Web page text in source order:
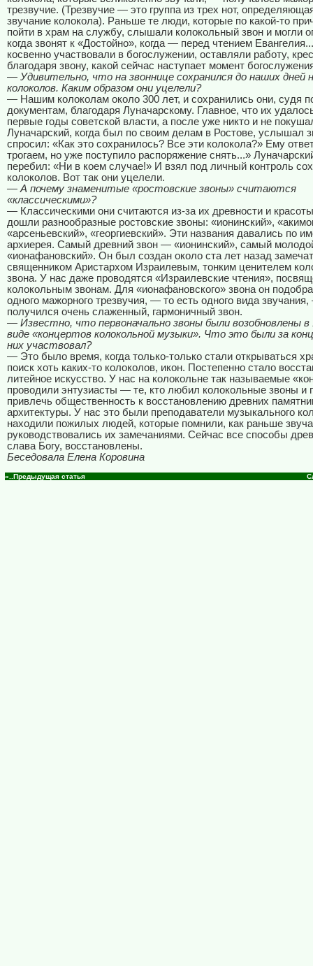
трезвучие. (Трезвучие — это группа из трех нот,
звучание колокола). Раньше те люди, которые по какой-то
пойти в храм на службу, слышали колокольный звон и могли
когда звонят к «Достойно», когда — перед чтением
косвенно участвовали в богослужении, оставляли работу,
благодаря звону, какой сейчас наступает момент
— Удивительно, что на звоннице сохранился до наших дней
колоколов. Каким образом они уцелели?
— Нашим колоколам около 300 лет, и сохранились они, судя
документам, благодаря Луначарскому. Главное, что их
первые годы советской власти, а после уже никто и не
Луначарский, когда был по своим делам в Ростове, услышал
спросил: «Как это сохранилось? Все эти колокола?» Ему
трогаем, но уже поступило распоряжение снять...»
перебил: «Ни в коем случае!» И взял под личный контроль
колоколов. Вот так они уцелели.
— А почему знаменитые «ростовские звоны» считаются
«классическими»?
— Классическими они считаются из-за их древности и
дошли разнообразные ростовские звоны: «ионинский»,
«арсеньевский», «георгиевский». Эти названия давались по
архиерея. Самый древний звон — «ионинский», самый
«ионафановский». Он был создан около ста лет назад
священником Аристархом Израилевым, тонким ценителем
звона. У нас даже проводятся «Израилевские чтения»,
колокольным звонам. Для «ионафановского» звона он
одного мажорного трезвучия, — то есть одного вида
получился очень слаженный, гармоничный звон.
— Известно, что первоначально звоны были возобновлены в
виде «концертов колокольной музыки». Что это были за
них участвовал?
— Это было время, когда только-только стали открываться
поиск хоть каких-то колоколов, икон. Постепенно стало
литейное искусство. У нас на колокольне так называемые
проводили энтузиасты — те, кто любил колокольные звоны и
привлечь общественность к восстановлению древних
архитектуры. У нас это были преподаватели музыкального
находили пожилых людей, которые помнили, как раньше
руководствовались их замечаниями. Сейчас все способы
слава Богу, восстановлены.
Беседовала Елена Коровина
«..Предыдущая статья